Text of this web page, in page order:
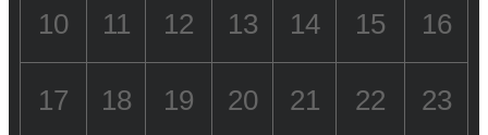
10 11 12 13 14 15 16
17 18 19 20 21 22 23